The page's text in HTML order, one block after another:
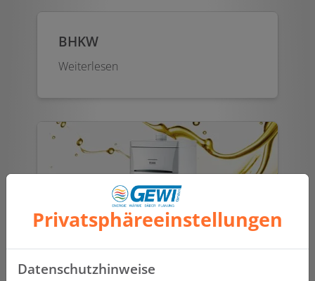
BHKW
Weiterlesen
Privatsphäre­einstellungen
Datenschutzhinweise